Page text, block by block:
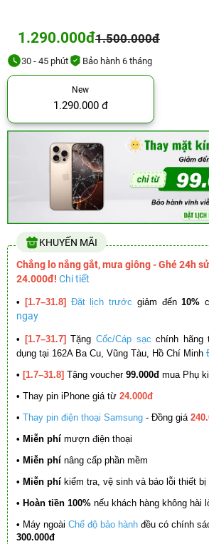
1.290.000đ1.500.000đ
30 - 45 phút Bảo hành 6 tháng
New
1.290.000 đ
KHUYẾN MÃI
Chẳng lo nắng gắt, mưa giông - Ghé 24h
24.000đ! Chi tiết
• [1.7–31.8] Đặt lịch trước giảm đến10%
ngay
• [1.7–31.7] Tặng Cốc/Cáp sạc chính hãng
dụng tại 162A Ba Cu, Vũng Tàu, Hồ Chí Minh
• [1.7–31.8] Tặng voucher 99.000đ mua Phụ
• Thay pin iPhone giá từ 24.000đ
• Thay pin điện thoại Samsung - Đồng giá
• Miễn phí mượn điện thoại
• Miễn phí nâng cấp phần mềm
• Miễn phí kiểm tra, vệ sinh và báo lỗi thiết bị
• Hoàn tiền 100% nếu khách hàng không hài
• Máy ngoài Chế độ bảo hành đều có chính
300.000đ